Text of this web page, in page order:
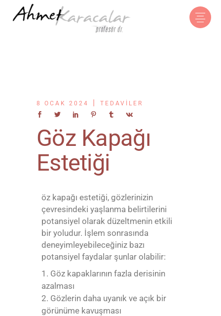
8 OCAK 2024 TEDAVILER
Göz Kapağı
Estetiği
öz kapağı estetiği, gözlerinizin
çevresindeki yaşlanma belirtilerini
potansiyel olarak düzeltmenin etkili
bir yoludur. İşlem sonrasında
deneyimleyebileceğiniz bazı
potansiyel faydalar şunlar olabilir:
Göz kapaklarının fazla derisinin
azalması
Gözlerin daha uyanık ve açık bir
görünüme kavuşması